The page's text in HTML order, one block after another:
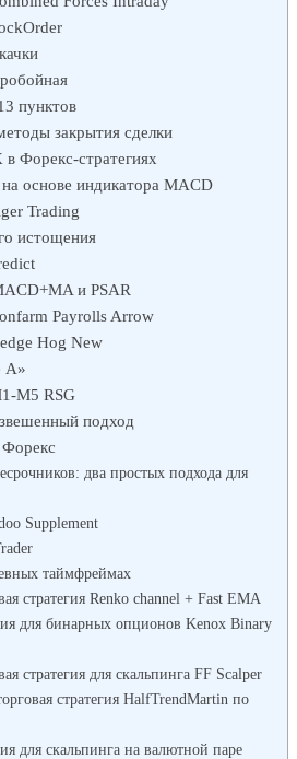
пунктов
закрытия сделки
Форекс-стратегиях
основе индикатора MACD
Trading
истощения
и PSAR
Payrolls Arrow
Hog New
А»
М5 RSG
подход
Форекс
два простых подхода для
Supplement
таймфреймах
стратегия Renko channel + Fast EMA
для бинарных опционов Kenox Binary
стратегия для скальпинга FF Scalper
стратегия HalfTrendMartin по
для скальпинга на валютной паре